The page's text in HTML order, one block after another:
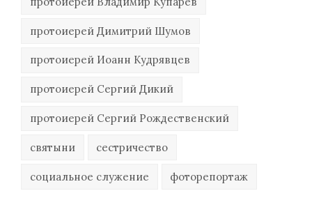
протоиерей Димитрий Шумов
протоиерей Иоанн Кудрявцев
протоиерей Сергий Дикий
протоиерей Сергий Рождественский
святыни сестричество
социальное служение фоторепортаж